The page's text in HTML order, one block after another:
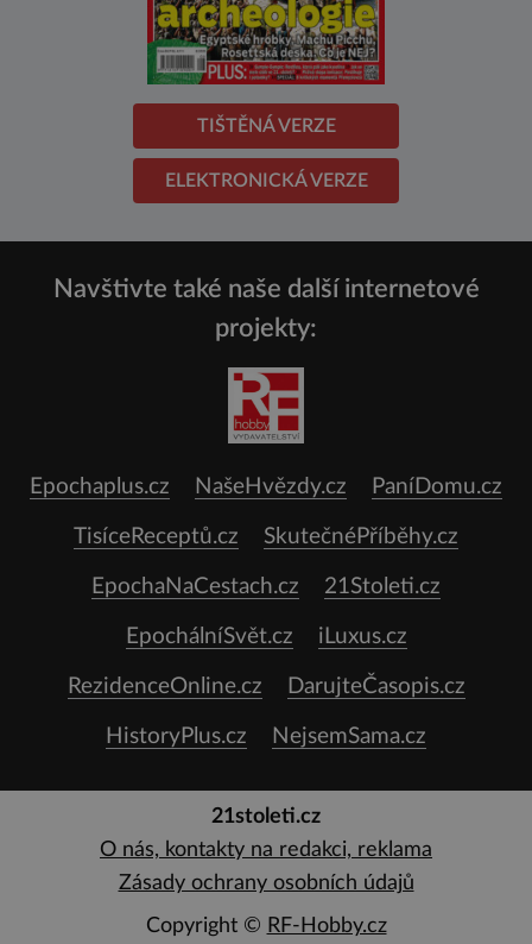
TIŠTĚNÁ VERZE
ELEKTRONICKÁ VERZE
Navštivte také naše další internetové
projekty:
Epochaplus.cz NašeHvězdy.cz PaníDomu.cz
TisíceReceptů.cz SkutečnéPříběhy.cz
EpochaNaCestach.cz 21Stoleti.cz
EpochálníSvět.cz iLuxus.cz
RezidenceOnline.cz DarujteČasopis.cz
HistoryPlus.cz NejsemSama.cz
21stoleti.cz
O nás, kontakty na redakci, reklama
Zásady ochrany osobních údajů
Copyright © RF-Hobby.cz